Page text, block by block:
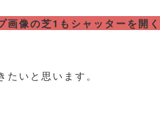
画像の芝1もシャッターを開
いと思います。